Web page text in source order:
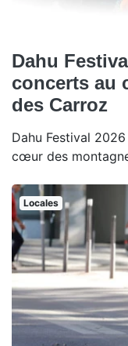
Dahu
concerts au
des Carroz
Dahu Festival
cœur des
Locales